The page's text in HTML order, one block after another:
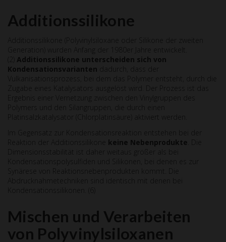
Additionssilikone
Additionssilikone (Polyvinylsiloxane oder Silikone der zweiten
Generation) wurden Anfang der 1980er Jahre entwickelt.
Additionssilikone unterscheiden sich von
Kondensationsvarianten
Vulkanisationsprozess, bei dem das Polymer entsteht, durch die
Zugabe eines Katalysators ausgelöst wird. Der Prozess ist das
Ergebnis einer Vernetzung zwischen den Vinylgruppen des
Polymers und den Silangruppen, die durch einen
Platinsalzkatalysator (Chlorplatinsäure) aktiviert werden.
Im Gegensatz zur Kondensationsreaktion entstehen bei der
Reaktion der Additionssilikone keine Nebenprodukte
Dimensionsstabilität ist daher weitaus größer als bei
Kondensationspolysulfiden und Silikonen, bei denen es zur
Synärese von Reaktionsnebenprodukten kommt. Die
Abdrucknahmetechniken sind identisch mit denen bei
Kondensationssilikonen. (6)
Mischen und Verarbeiten
von Polyvinylsiloxanen